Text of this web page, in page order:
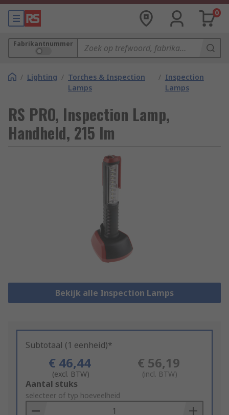
0
Fabrikantnummer
/ Lighting / Torches & Inspection
Lamps
/ Inspection
Lamps
RS PRO, Inspection Lamp,
Handheld, 215 lm
Bekijk alle Inspection Lamps
Subtotaal (1 eenheid)*
€ 46,44
(excl. BTW)
€ 56,19
(incl. BTW)
Add
to
Basket
Aantal stuks
selecteer of typ hoeveelheid